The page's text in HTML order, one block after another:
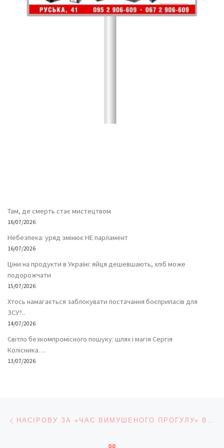
Там, де смерть стає мистецтвом
16/07/2026
Небезпека: уряд змінює НЕ парламент
16/07/2026
Ціни на продукти в Україні: яйця дешевшають, хліб може
подорожчати
15/07/2026
Хтось намагається заблокувати постачання боєприпасів для
ЗСУ?..
14/07/2026
Світло безкомпромісного пошуку: шлях і магія Сергія
Колісника…
13/07/2026
Навігація записів НАСІРОВУ ЗА «ЧАС ВИМУШЕНОГО ПРОГУЛУ» ВИПЛАТЯТЬ КОМПЕНСАЦІЮ У СУМІ 183 342 ГРИВНІ 84 КОПІЙКИ